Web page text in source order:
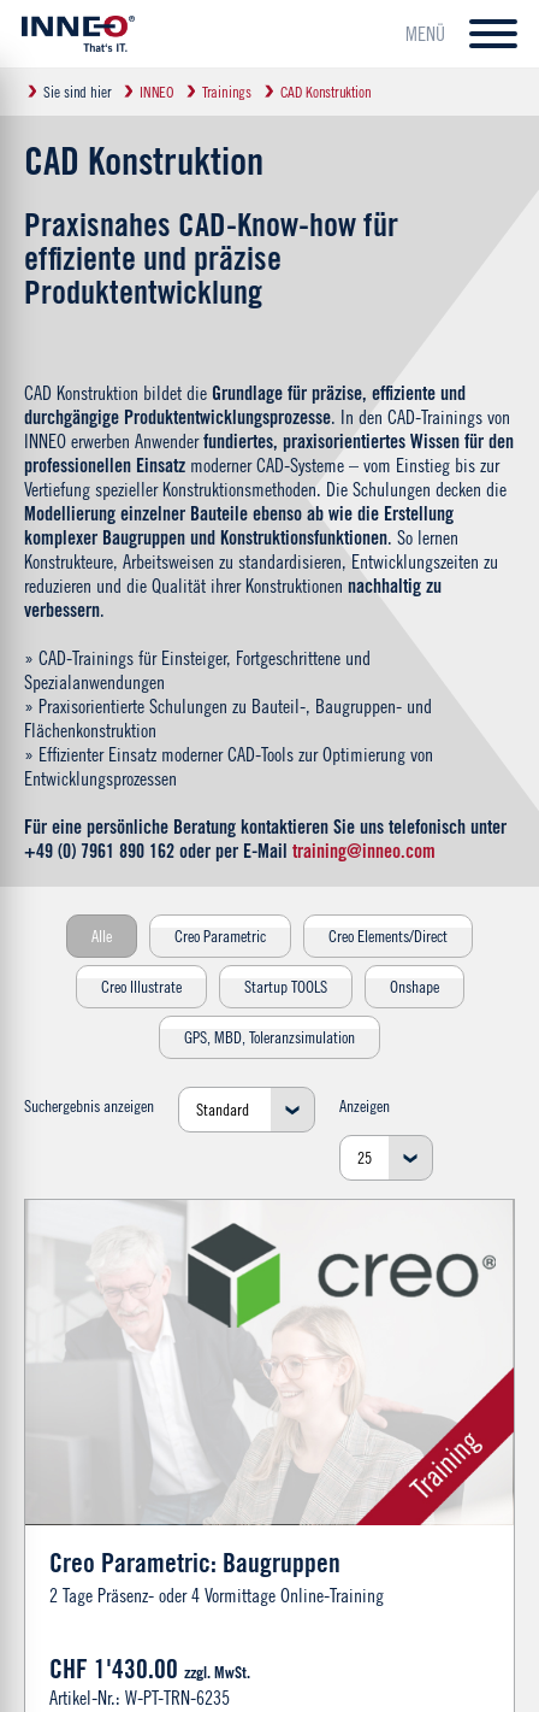
MENÜ
Sie sind hier INNEO Trainings CAD Konstruktion
CAD Konstruktion
Praxisnahes CAD-Know-how für
effiziente und präzise
Produktentwicklung
CAD Konstruktion bildet die Grundlage für präzise, effiziente und
durchgängige Produktentwicklungsprozesse. In den CAD-Trainings von
INNEO erwerben Anwenderfundiertes, praxisorientiertes Wissen für den
professionellen Einsatz moderner CAD-Systeme – vom Einstieg bis zur
Vertiefung spezieller Konstruktionsmethoden. Die Schulungen decken die
Modellierung einzelner Bauteile ebenso ab wie die Erstellung
komplexer Baugruppen und Konstruktionsfunktionen. So lernen
Konstrukteure, Arbeitsweisen zu standardisieren, Entwicklungszeiten zu
reduzieren und die Qualität ihrer Konstruktionen nachhaltig zu
verbessern.
» CAD-Trainings für Einsteiger, Fortgeschrittene und
Spezialanwendungen
» Praxisorientierte Schulungen zu Bauteil-, Baugruppen- und
Flächenkonstruktion
» Effizienter Einsatz moderner CAD-Tools zur Optimierung von
Entwicklungsprozessen
Für eine persönliche Beratung kontaktieren Sie uns telefonisch unter
+49 (0) 7961 890 162 oder per E-Mail training@inneo.com
Alle Creo Parametric Creo Elements/Direct
Creo Illustrate Startup TOOLS Onshape
GPS, MBD, Toleranzsimulation
Suchergebnis anzeigen Anzeigen
Creo Parametric: Baugruppen
2 Tage Präsenz- oder 4 Vormittage Online-Training
CHF 1'430.00 zzgl. MwSt.
Artikel-Nr.: W-PT-TRN-6235